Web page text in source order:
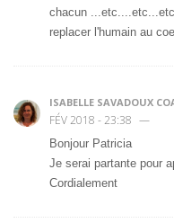
chacun ...etc....etc...etc
replacer l'humain au
ISABELLE SAVADOUX
FÉV 2018 - 23:38 —
Bonjour Patricia
Je serai partante pour
Cordialement